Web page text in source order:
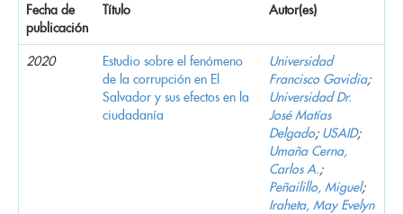
Fecha de
publicación
Título Autor(es)
2020
Estudio sobre el fenómeno
de la corrupción en El
Salvador y sus efectos en la
ciudadanía
Universidad
Francisco Gavidia;
Universidad Dr.
José Matías
Delgado; USAID;
Umaña Cerna,
Carlos A.;
Peñailillo, Miguel;
Iraheta, May Evelyn